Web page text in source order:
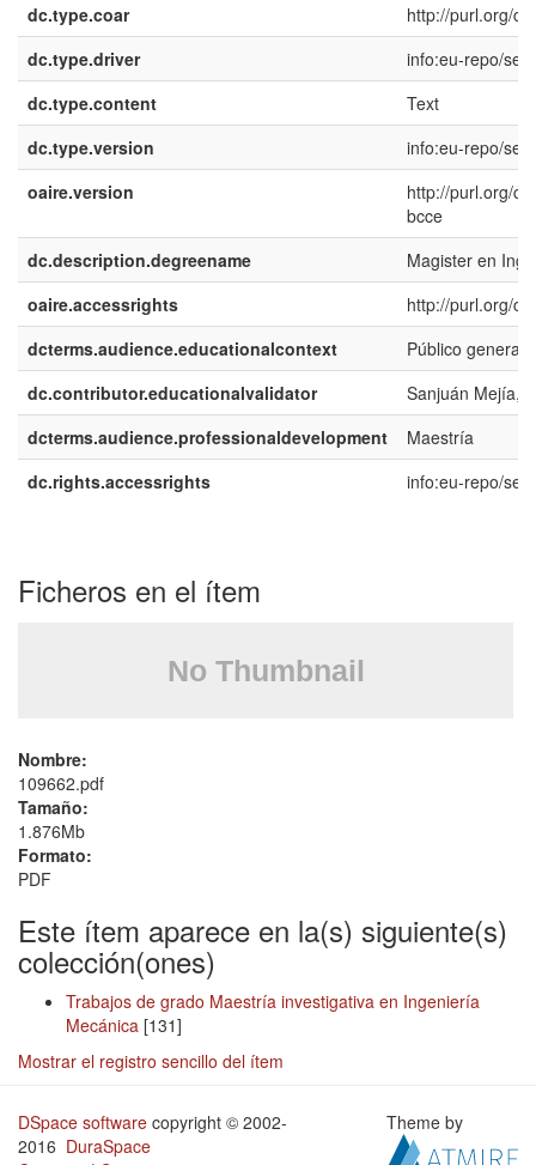
dc.type.coar
http://purl.org/
dc.type.driver
info:eu-repo/
dc.type.content
Text
dc.type.version
info:eu-repo/
oaire.version
http://purl.org/
bcce
dc.description.degreename
Magister en
oaire.accessrights
http://purl.org/
dcterms.audience.educationalcontext
Público general
dc.contributor.educationalvalidator
Sanjuán Mejía,
dcterms.audience.professionaldevelopment
Maestría
dc.rights.accessrights
info:eu-repo/
Ficheros en el ítem
Nombre:
109662.pdf
Tamaño:
1.876Mb
Formato:
PDF
Este ítem aparece en la(s) siguiente(s)
colección(ones)
Trabajos de grado Maestría investigativa en Ingeniería
Mecánica [131]
Mostrar el registro sencillo del ítem
DSpace software copyright © 2002-
2016 DuraSpace
Theme by